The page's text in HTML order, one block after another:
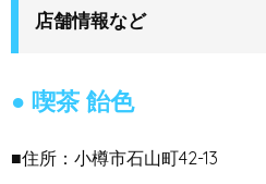
店舗情報など
喫茶 飴色
■住所：小樽市石山町42-13